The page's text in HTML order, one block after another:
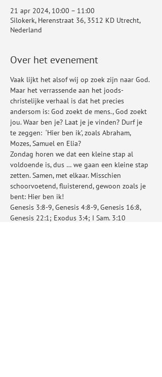
21 apr 2024, 10:00 – 11:00
Silokerk, Herenstraat 36, 3512 KD Utrecht,
Nederland
Over het evenement
Vaak lijkt het alsof wij op zoek zijn naar God.
Maar het verrassende aan het joods-
christelijke verhaal is dat het precies
andersom is: God zoekt de mens., God zoekt
jou. Waar ben je? Laat je je vinden? Durf je
te zeggen:  ‘Hier ben ik’, zoals Abraham,
Mozes, Samuel en Elia?
Zondag horen we dat een kleine stap al
voldoende is, dus … we gaan een kleine stap
zetten. Samen, met elkaar. Misschien
schoorvoetend, fluisterend, gewoon zoals je
bent: Hier ben ik!
Genesis 3:8-9, Genesis 4:8-9, Genesis 16:8,
Genesis 22:1; Exodus 3:4; I Sam. 3:10